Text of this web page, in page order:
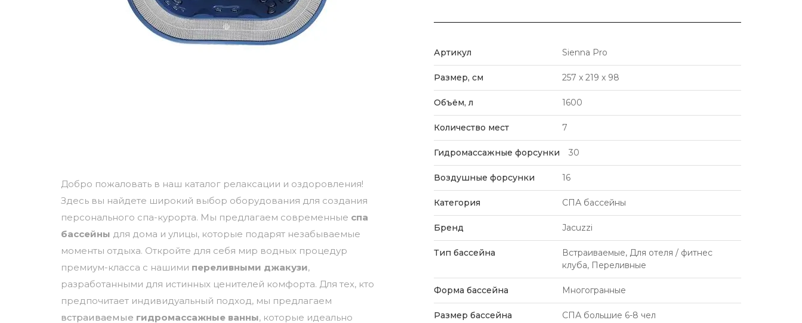
Добро пожаловать в наш каталог релаксации и оздоровления!
Здесь вы найдете широкий выбор оборудования для создания
персонального спа-курорта. Мы предлагаем современные спа
бассейны для дома и улицы, которые подарят незабываемые
моменты отдыха. Откройте для себя мир водных процедур
премиум-класса с нашими переливными джакузи,
разработанными для истинных ценителей комфорта. Для тех, кто
предпочитает индивидуальный подход, мы предлагаем
встраиваемые гидромассажные ванны, которые идеально
Артикул Sienna Pro
Размер, см 257 x 219 x 98
Объём, л 1600
Количество мест 7
Гидромассажные форсунки 30
Воздушные форсунки 16
Категория СПА бассейны
Бренд Jacuzzi
Тип бассейна
Встраиваемые, Для отеля / фитнес
клуба, Переливные
Форма бассейна Многогранные
Размер бассейна СПА большие 6-8 чел